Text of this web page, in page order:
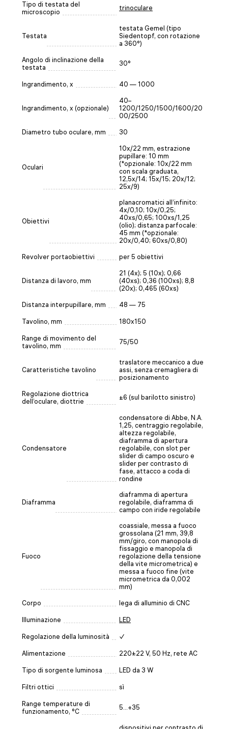
Tipo di testata del
microscopio
trinoculare
Testata
testata Gemel (tipo
Siedentopf, con rotazione
a 360°)
Angolo di inclinazione della
testata
30°
Ingrandimento, x 40 — 1000
Ingrandimento, x (opzionale)
40–
1200/1250/1500/1600/20
00/2500
Diametro tubo oculare, mm 30
Oculari
10х/22 mm, estrazione
pupillare: 10 mm
(*opzionale: 10x/22 mm
con scala graduata,
12,5x/14; 15x/15; 20x/12;
25x/9)
Obiettivi
planacromatici all’infinito:
4x/0,10; 10x/0,25;
40xs/0,65; 100xs/1,25
(olio); distanza parfocale:
45 mm (*opzionale:
20x/0,40; 60хs/0,80)
Revolver portaobiettivi per 5 obiettivi
Distanza di lavoro, mm
21 (4x); 5 (10x); 0,66
(40xs); 0,36 (100xs); 8,8
(20x); 0,465 (60xs)
Distanza interpupillare, mm 48 — 75
Tavolino, mm 180x150
Range di movimento del
tavolino, mm
75/50
Caratteristiche tavolino
traslatore meccanico a due
assi, senza cremagliera di
posizionamento
Regolazione diottrica
dell’oculare, diottrie
±6 (sul barilotto sinistro)
Condensatore
condensatore di Abbe, N.A.
1,25, centraggio regolabile,
altezza regolabile,
diaframma di apertura
regolabile, con slot per
slider di campo oscuro e
slider per contrasto di
fase, attacco a coda di
rondine
Diaframma
diaframma di apertura
regolabile, diaframma di
campo con iride regolabile
Fuoco
coassiale, messa a fuoco
grossolana (21 mm, 39,8
mm/giro, con manopola di
fissaggio e manopola di
regolazione della tensione
della vite micrometrica) e
messa a fuoco fine (vite
micrometrica da 0,002
mm)
Corpo lega di alluminio di CNC
Illuminazione LED
Regolazione della luminosità ✓
Alimentazione 220±22 V, 50 Hz, rete AC
Tipo di sorgente luminosa LED da 3 W
Filtri ottici sì
Range temperature di
funzionamento, °C
5...+35